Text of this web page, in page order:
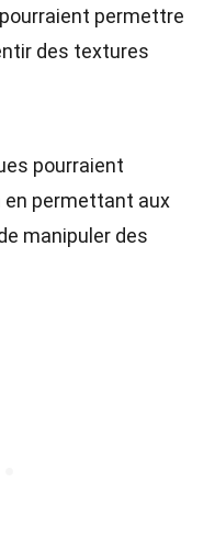
permettre
des textures
pourraient
en permettant aux
manipuler des